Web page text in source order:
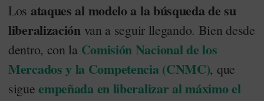
Los ataques al modelo a la búsqueda de su
liberalizaciónvan a seguir llegando. Bien desde
dentro, con la Comisión Nacional de los
Mercados y la Competencia (CNMC), que
sigueempeñada en liberalizar al máximo el